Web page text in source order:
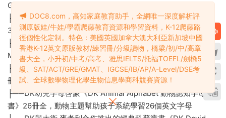
Grammar and Punctuation》
├──DK嬰幼兒及學齡前兒童啓蒙紙闆書《DK 100 First》系列
3冊，通過真實圖片和圖畫，幫助孩子認知世界并積累早期詞彙
├──DK由地圖呈現的曆史圖文叢書《DK History Map by
Map》系列4冊，讓複雜的曆史變得直觀易懂 PDF
├──DK幼兒啓蒙繪本(紙闆書)《DK We Are Friends》系列3
冊，幫助低齡兒童認知世界并培養社交情感能力 PDF
├──DK幼兒字母啓蒙《DK Animal Alphabet 動物認知字母
書》26冊全，動物主題幫助孩子系統學習26個英文字母
DOC8.com，高知家庭教育助手，全網唯一深度解析評
測原版娃/牛娃/學霸爬藤教育資源和學習資料，K-12爬藤路
徑個性化定制。特色：美國英國加拿大澳大利亞新加坡中國
香港K-12英文原版教材/練習冊/分級讀物，橋梁/初/中/高章
書大全，小升初/中考/高考、雅思IELTS/托福TOEFL/劍橋5
級、SAT/ACT/GRE/GMAT、IGCSE/IB/AP/A-Level/DSE考
試、全球數學物理化學生物信息學商科競賽資源！